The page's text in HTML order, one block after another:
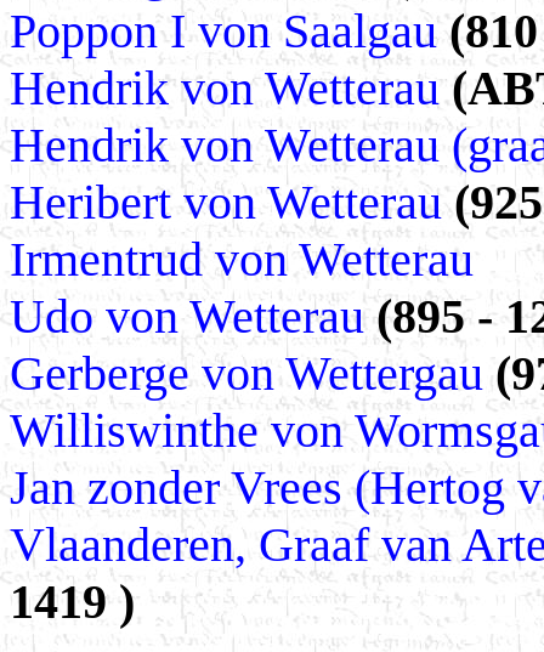
Poppon I von Saalgau
Hendrik von Wetterau
Hendrik von Wetterau
Heribert von Wetterau
Irmentrud von Wetterau
Udo von Wetterau(895 -
Gerberge von Wettergau
Williswinthe von
Jan zonder Vrees (Hertog
Vlaanderen, Graaf van
1419 )